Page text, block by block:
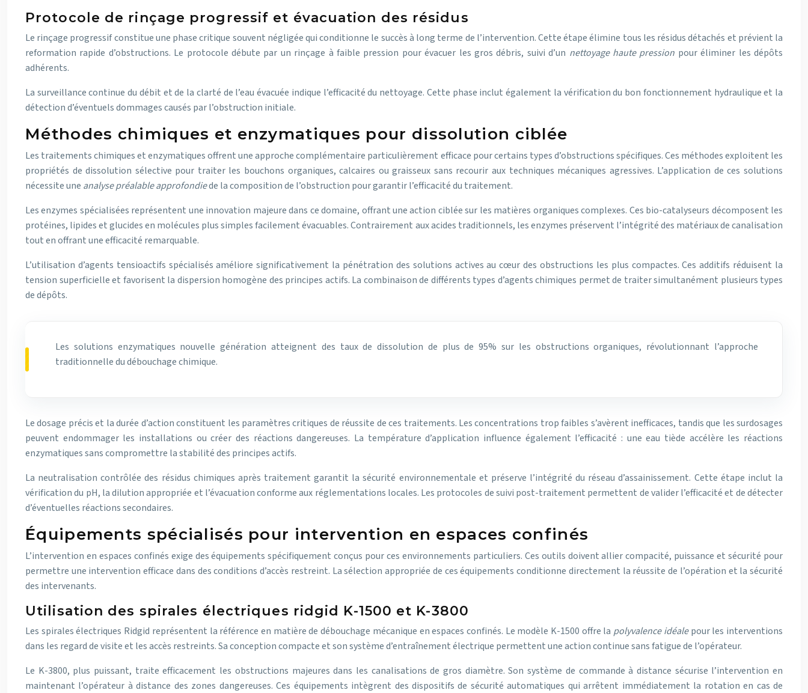
Protocole de rinçage progressif et évacuation des résidus
Le rinçage progressif constitue une phase critique souvent négligée qui conditionne le succès à long terme de l’intervention. Cette étape élimine tous les résidus détachés et prévient la
reformation rapide d’obstructions. Le protocole débute par un rinçage à faible pression pour évacuer les gros débris, suivi d’un nettoyage haute pression pour éliminer les dépôts
adhérents.
La surveillance continue du débit et de la clarté de l’eau évacuée indique l’efficacité du nettoyage. Cette phase inclut également la vérification du bon fonctionnement hydraulique et la
détection d’éventuels dommages causés par l’obstruction initiale.
Méthodes chimiques et enzymatiques pour dissolution ciblée
Les traitements chimiques et enzymatiques offrent une approche complémentaire particulièrement efficace pour certains types d’obstructions spécifiques. Ces méthodes exploitent les
propriétés de dissolution sélective pour traiter les bouchons organiques, calcaires ou graisseux sans recourir aux techniques mécaniques agressives. L’application de ces solutions
nécessite une analyse préalable approfondiede la composition de l’obstruction pour garantir l’efficacité du traitement.
Les enzymes spécialisées représentent une innovation majeure dans ce domaine, offrant une action ciblée sur les matières organiques complexes. Ces bio-catalyseurs décomposent les
protéines, lipides et glucides en molécules plus simples facilement évacuables. Contrairement aux acides traditionnels, les enzymes préservent l’intégrité des matériaux de canalisation
tout en offrant une efficacité remarquable.
L’utilisation d’agents tensioactifs spécialisés améliore significativement la pénétration des solutions actives au cœur des obstructions les plus compactes. Ces additifs réduisent la
tension superficielle et favorisent la dispersion homogène des principes actifs. La combinaison de différents types d’agents chimiques permet de traiter simultanément plusieurs types
de dépôts.
Les solutions enzymatiques nouvelle génération atteignent des taux de dissolution de plus de 95% sur les obstructions organiques, révolutionnant l’approche
traditionnelle du débouchage chimique.
Le dosage précis et la durée d’action constituent les paramètres critiques de réussite de ces traitements. Les concentrations trop faibles s’avèrent inefficaces, tandis que les surdosages
peuvent endommager les installations ou créer des réactions dangereuses. La température d’application influence également l’efficacité : une eau tiède accélère les réactions
enzymatiques sans compromettre la stabilité des principes actifs.
La neutralisation contrôlée des résidus chimiques après traitement garantit la sécurité environnementale et préserve l’intégrité du réseau d’assainissement. Cette étape inclut la
vérification du pH, la dilution appropriée et l’évacuation conforme aux réglementations locales. Les protocoles de suivi post-traitement permettent de valider l’efficacité et de détecter
d’éventuelles réactions secondaires.
Équipements spécialisés pour intervention en espaces confinés
L’intervention en espaces confinés exige des équipements spécifiquement conçus pour ces environnements particuliers. Ces outils doivent allier compacité, puissance et sécurité pour
permettre une intervention efficace dans des conditions d’accès restreint. La sélection appropriée de ces équipements conditionne directement la réussite de l’opération et la sécurité
des intervenants.
Utilisation des spirales électriques ridgid K-1500 et K-3800
Les spirales électriques Ridgid représentent la référence en matière de débouchage mécanique en espaces confinés. Le modèle K-1500 offre la polyvalence idéalepour les interventions
dans les regard de visite et les accès restreints. Sa conception compacte et son système d’entraînement électrique permettent une action continue sans fatigue de l’opérateur.
Le K-3800, plus puissant, traite efficacement les obstructions majeures dans les canalisations de gros diamètre. Son système de commande à distance sécurise l’intervention en
maintenant l’opérateur à distance des zones dangereuses. Ces équipements intègrent des dispositifs de sécurité automatiques qui arrêtent immédiatement la rotation en cas de